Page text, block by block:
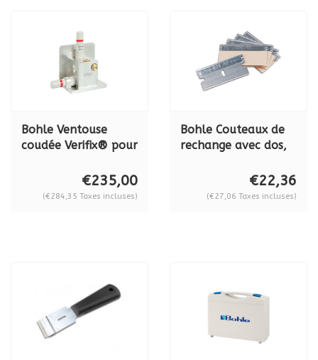
Bohle Ventouse
coudée Verifix® pour
pattes 100 mm -
longueur des pattes
€235,00
(€284,35 Taxes incluses)
Bohle Couteaux de
rechange avec dos,
€22,36
(€27,06 Taxes incluses)